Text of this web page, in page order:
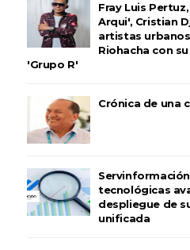
Fray Luis
Arqui', Cristian
artistas
Riohacha con
'Grupo R'
Crónica de una
tecnológicas
despliegue de
unificada